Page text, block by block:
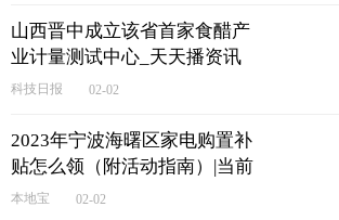
山西晋中成立该省首家食醋产
业计量测试中心_天天播资讯
科技日报 02-02
2023年宁波海曙区家电购置补
贴怎么领（附活动指南）|当前
热讯
本地宝 02-02